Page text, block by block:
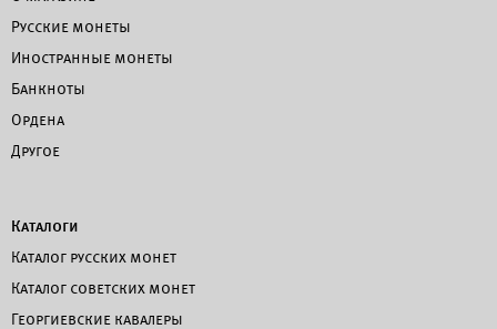
Русские монеты
Иностранные монеты
Банкноты
Ордена
Другое
Каталоги
Каталог русских монет
Каталог советских монет
Георгиевские кавалеры